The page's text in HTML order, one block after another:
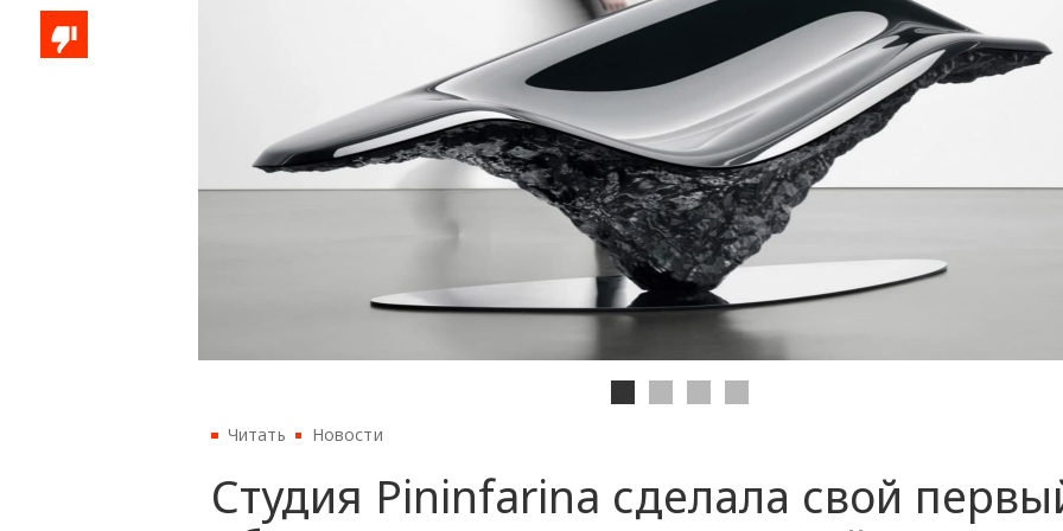
Читать Новости
Студия Pininfarina сделала свой